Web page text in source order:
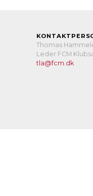
Thomas
Leder FCM
tla@fcm.dk